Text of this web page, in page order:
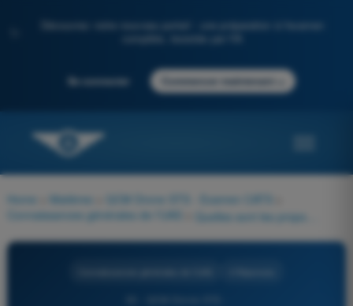
Découvrez notre nouveau portail : une préparation à l'examen
Se connecter Commencer maintenant
Home Matières QCM Drone STS - Examen CATS
Connaissances générales de l’UAS